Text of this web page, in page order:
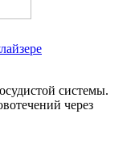
системы.
через